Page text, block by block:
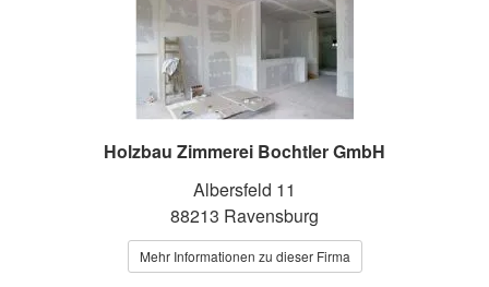
Holzbau Zimmerei Bochtler GmbH
Albersfeld 11
88213 Ravensburg
Mehr Informationen zu dieser Firma